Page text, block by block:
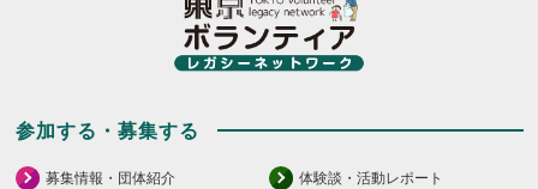
参加する・募集する
募集情報・団体紹介 体験談・活動レポート